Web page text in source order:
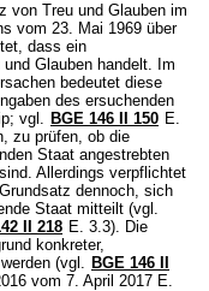
von Treu und Glauben im
vom 23. Mai 1969 über
dass ein
Glauben handelt. Im
bedeutet diese
des ersuchenden
vgl. BGE 146 II 150 E.
zu prüfen, ob die
Staat angestrebten
Allerdings verpflichtet
dennoch, sich
Staat mitteilt (vgl.
II 218 E. 3.3). Die
konkreter,
(vgl. BGE 146 II
vom 7. April 2017 E.